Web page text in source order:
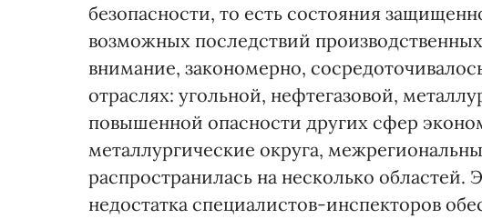
безопасности, то есть состояния
возможных последствий
внимание, закономерно,
отраслях: угольной, нефтегазовой,
повышенной опасности других сфер
металлургические округа,
распространилась на несколько областей.
недостатка специалистов-инспекторов